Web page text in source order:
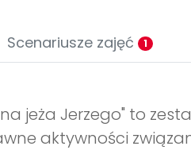
Scenariusze zajęć 1
jeża Jerzego" to
aktywności